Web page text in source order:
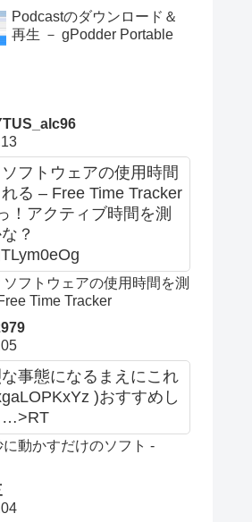
Podcastのダウンロード＆
再生 － gPodder Portable
フトウェアの使用時間
る – Free Time Tracker
！アクティブ時間を測
？
フトウェアの使用時間を測
Time Tracker
事態になるまえにこれ
)おすすめし
動かすだけのソフト -